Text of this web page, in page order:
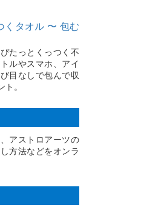
くタオル 〜 包む
たっとくっつく不
ルやスマホ、アイ
目なしで包んで収
。
アストロアーツの
方法などをオンラ